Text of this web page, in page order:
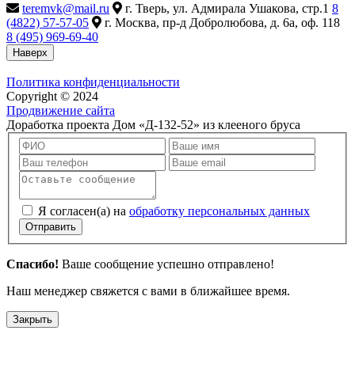
teremvk@mail.ru
г. Тверь, ул. Адмирала Ушакова, стр.1 8
(4822) 57-57-05
г. Москва, пр-д Добролюбова, д. 6а, оф. 118
8 (495) 969-69-40
Наверх
Политика конфиденциальности
Copyright © 2024
Продвижение сайта
Доработка проекта Дом «Д-132-52» из клееного бруса
Я согласен(а) на обработку персональных данных
Отправить
Спасибо! Ваше сообщение успешно отправлено!
Наш менеджер свяжется с вами в ближайшее время.
Закрыть